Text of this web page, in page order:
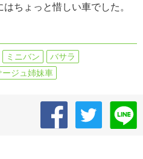
ちょっと惜しい車でした。
ミニバン
バサラ
ージュ姉妹車